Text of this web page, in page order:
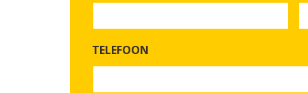
TELEFOON